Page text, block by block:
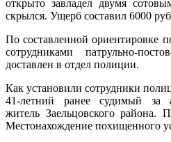
открыто завладел двумя
скрылся. Ущерб составил 6000
По составленной ориентировке
сотрудниками патрульно-
доставлен в отдел полиции.
Как установили сотрудники
41-летний ранее судимый за
житель Заельцовского
Местонахождение похищенного